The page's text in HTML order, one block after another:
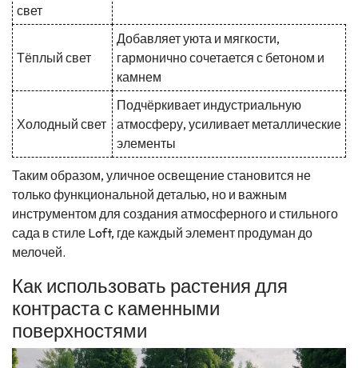
свет
Тёплый свет
Добавляет уюта и мягкости,
гармонично сочетается с бетоном и
камнем
Холодный свет
Подчёркивает индустриальную
атмосферу, усиливает металлические
элементы
Таким образом, уличное освещение становится не
только функциональной деталью, но и важным
инструментом для создания атмосферного и стильного
сада в стиле Loft, где каждый элемент продуман до
мелочей.
Как использовать растения для
контраста с каменными
поверхностями